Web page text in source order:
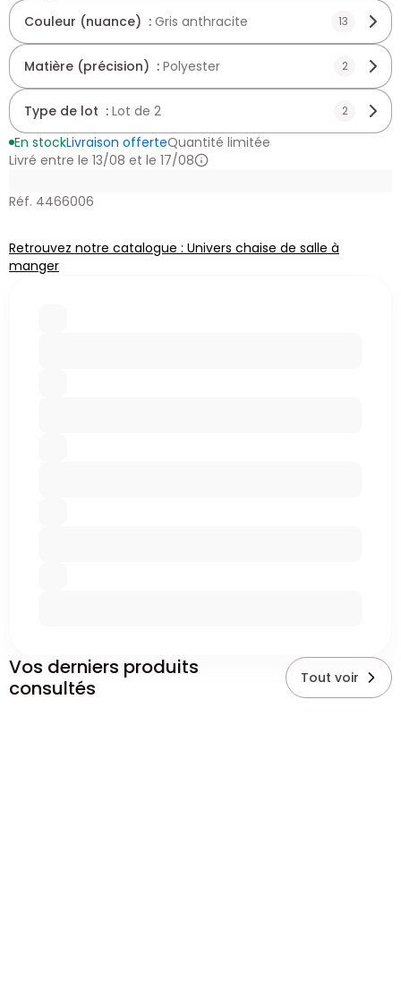
Couleur (nuance) : Gris anthracite 13
Matière (précision) : Polyester 2
Type de lot : Lot de 2 2
En stockLivraison offerteQuantité limitée
Livré entre le 13/08 et le 17/08
Réf. 4466006
Retrouvez notre catalogue : Univers chaise de salle à
manger
Vos derniers produits
consultés
Tout voir